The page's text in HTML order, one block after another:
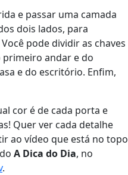
e passar uma camada
dois lados, para
pode dividir as chaves
primeiro andar e do
e do escritório. Enfim,
cor é de cada porta e
Quer ver cada detalhe
ao vídeo que está no topo
A Dica do Dia, no
.